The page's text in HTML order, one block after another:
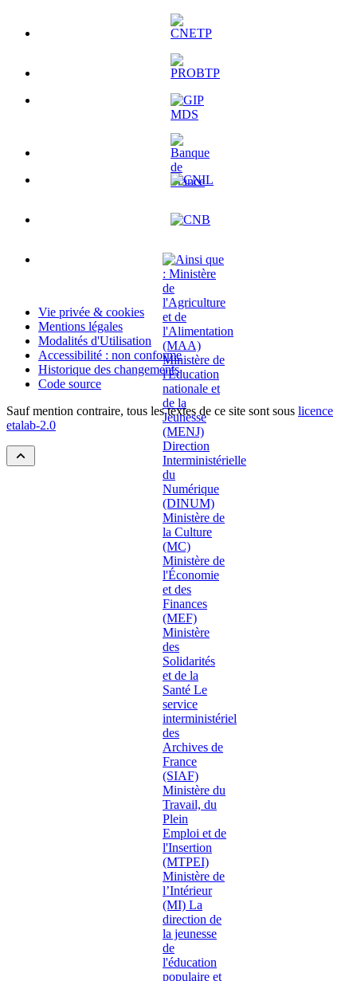
Vie privée & cookies
Mentions légales
Modalités d'Utilisation
Accessibilité : non conforme
Historique des changements
Code source
Sauf mention contraire, tous les textes de ce site sont sous licence
etalab-2.0